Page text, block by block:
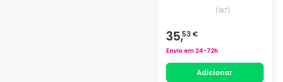
(187)
35,53 €
Envio em 24-72h
Adicionar